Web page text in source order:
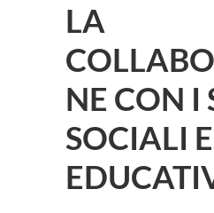
LA
NE CON I
SOCIALI